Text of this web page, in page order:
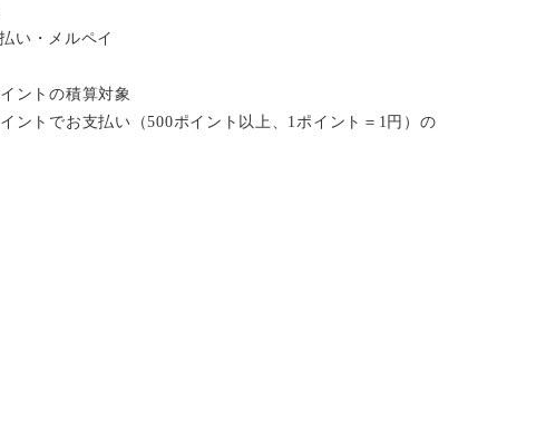
い・メルペイ
ントの積算対象
イントでお支払い（500ポイント以上、1ポイント＝1円）の